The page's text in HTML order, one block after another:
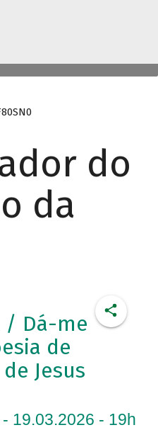
do
da
/ Dá-me
de
Jesus
19.03.2026 - 19h